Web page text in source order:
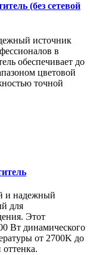
(без сетевой
источник
в
обеспечивает до
цветовой
точной
и надежный
для
Этот
Вт динамического
от 2700K до